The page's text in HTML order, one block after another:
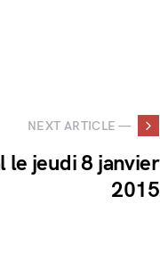
NEXT ARTICLE —
le jeudi 8 janvier
2015